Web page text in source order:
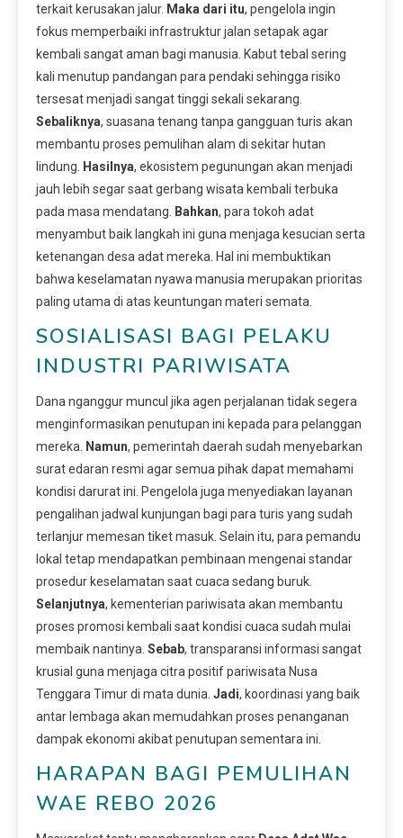
terkait kerusakan jalur. Maka dari itu, pengelola ingin
fokus memperbaiki infrastruktur jalan setapak agar
kembali sangat aman bagi manusia. Kabut tebal sering
kali menutup pandangan para pendaki sehingga risiko
tersesat menjadi sangat tinggi sekali sekarang.
Sebaliknya, suasana tenang tanpa gangguan turis akan
membantu proses pemulihan alam di sekitar hutan
lindung.
Hasilnya, ekosistem pegunungan akan menjadi
jauh lebih segar saat gerbang wisata kembali terbuka
pada masa mendatang.
Bahkan, para tokoh adat
menyambut baik langkah ini guna menjaga kesucian serta
ketenangan desa adat mereka. Hal ini membuktikan
bahwa keselamatan nyawa manusia merupakan prioritas
paling utama di atas keuntungan materi semata.
SOSIALISASI BAGI PELAKU
INDUSTRI PARIWISATA
Dana nganggur muncul jika agen perjalanan tidak segera
menginformasikan penutupan ini kepada para pelanggan
mereka.
Namun, pemerintah daerah sudah menyebarkan
surat edaran resmi agar semua pihak dapat memahami
kondisi darurat ini. Pengelola juga menyediakan layanan
pengalihan jadwal kunjungan bagi para turis yang sudah
terlanjur memesan tiket masuk. Selain itu, para pemandu
lokal tetap mendapatkan pembinaan mengenai standar
prosedur keselamatan saat cuaca sedang buruk.
Selanjutnya, kementerian pariwisata akan membantu
proses promosi kembali saat kondisi cuaca sudah mulai
membaik nantinya. Sebab, transparansi informasi sangat
krusial guna menjaga citra positif pariwisata Nusa
Tenggara Timur di mata dunia. Jadi, koordinasi yang baik
antar lembaga akan memudahkan proses penanganan
dampak ekonomi akibat penutupan sementara ini.
HARAPAN BAGI PEMULIHAN
WAE REBO 2026